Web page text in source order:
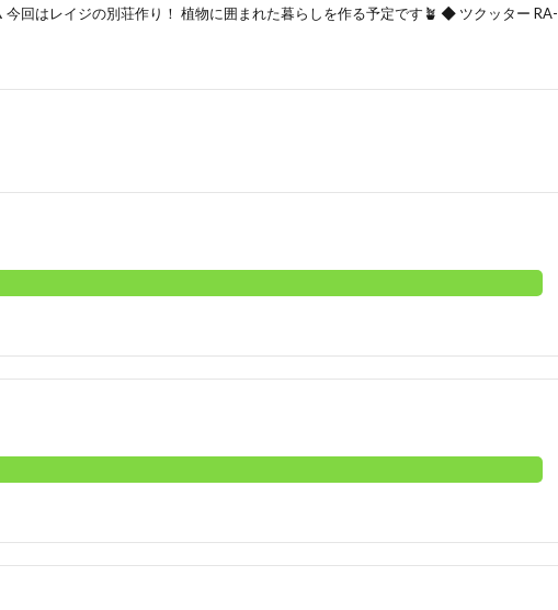
今回はレイジの別荘作り！ 植物に囲まれた暮らしを作る予定です🪴 ◆ ツクッター RA-